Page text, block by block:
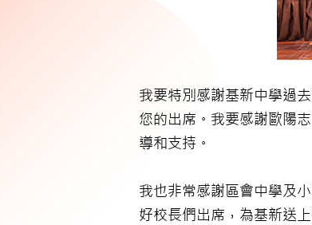
我要特別感謝基新中學過
您的出席。我要感謝歐陽
導和支持。
我也非常感謝區會中學及
好校長們出席，為基新送上